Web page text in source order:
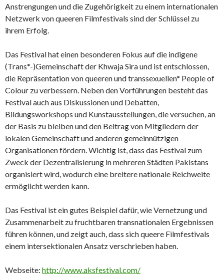
Anstrengungen und die Zugehörigkeit zu einem internationalen
Netzwerk von queeren Filmfestivals sind der Schlüssel zu
ihrem Erfolg.
Das Festival hat einen besonderen Fokus auf die indigene
(Trans*-)Gemeinschaft der Khwaja Sira und ist entschlossen,
die Repräsentation von queeren und transsexuellen* People of
Colour zu verbessern. Neben den Vorführungen besteht das
Festival auch aus Diskussionen und Debatten,
Bildungsworkshops und Kunstausstellungen, die versuchen, an
der Basis zu bleiben und den Beitrag von Mitgliedern der
lokalen Gemeinschaft und anderen gemeinnützigen
Organisationen fördern. Wichtig ist, dass das Festival zum
Zweck der Dezentralisierung in mehreren Städten Pakistans
organisiert wird, wodurch eine breitere nationale Reichweite
ermöglicht werden kann.
Das Festival ist ein gutes Beispiel dafür, wie Vernetzung und
Zusammenarbeit zu fruchtbaren transnationalen Ergebnissen
führen können, und zeigt auch, dass sich queere Filmfestivals
einem intersektionalen Ansatz verschrieben haben.
Webseite: http://www.aksfestival.com/